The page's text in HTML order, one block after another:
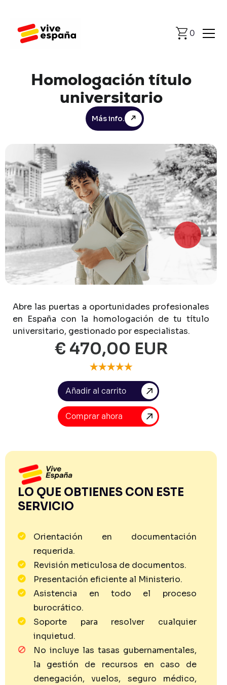
0
Homologación título
universitario
Más info.
Abre las puertas a oportunidades profesionales
en España con la homologación de tu título
universitario, gestionado por especialistas.
€ 470,00 EUR
Comprar ahora
LO QUE OBTIENES CON ESTE
SERVICIO
Orientación en documentación
requerida.
Revisión meticulosa de documentos.
Presentación eficiente al Ministerio.
Asistencia en todo el proceso
burocrático.
Soporte para resolver cualquier
inquietud.
No incluye las tasas gubernamentales,
la gestión de recursos en caso de
denegación, vuelos, seguro médico,